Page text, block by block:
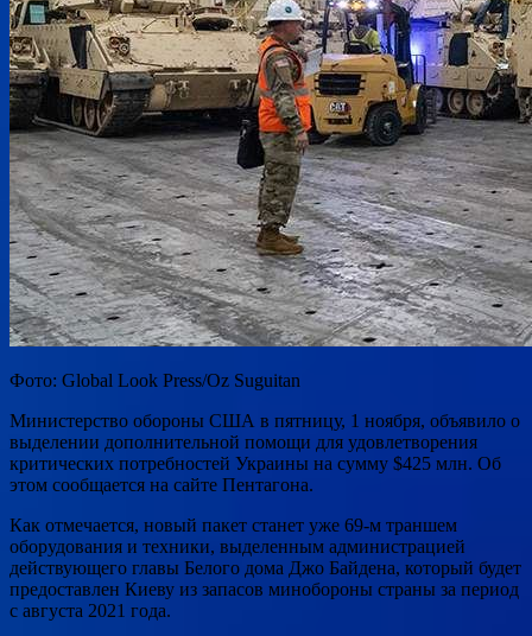
Фото: Global Look Press/Oz Suguitan
Министерство обороны США в пятницу, 1 ноября, объявило о
выделении дополнительной помощи для удовлетворения
критических потребностей Украины на сумму $425 млн. Об
этом сообщается на сайте Пентагона.
Как отмечается, новый пакет станет уже 69-м траншем
оборудования и техники, выделенным администрацией
действующего главы Белого дома Джо Байдена, который будет
предоставлен Киеву из запасов минобороны страны за период
с августа 2021 года.